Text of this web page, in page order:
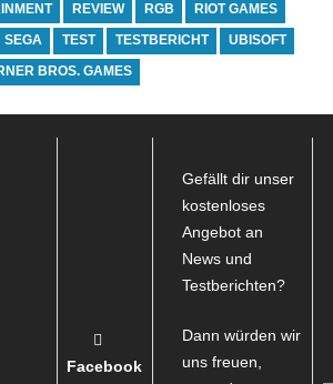
REVIEW RGB RIOT GAMES
SEGA TEST TESTBERICHT UBISOFT
BROS. GAMES
Facebook
Gefällt dir unser
kostenloses
Angebot an
News und
Testberichten?
Dann würden wir
uns freuen,